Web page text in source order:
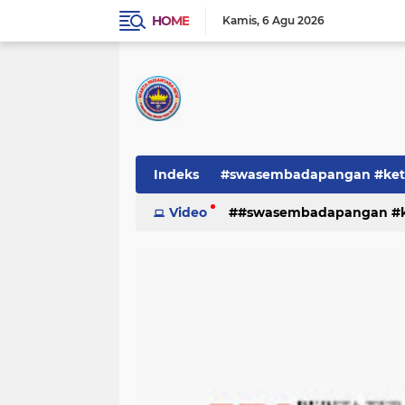
HOME Kamis 6 Agu 2026
Indeks #swasembadapangan
Pemerintah PEMERINTAHAN
Video #swasembadapangan